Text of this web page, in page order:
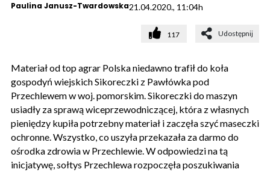
Paulina Janusz-Twardowska21.04.2020., 11:04h
117 Udostępnij
Materiał od top agrar Polska niedawno trafił do koła
gospodyń wiejskich Sikoreczki z Pawłówka pod
Przechlewem w woj. pomorskim. Sikoreczki do maszyn
usiadły za sprawą wiceprzewodniczącej, która z własnych
pieniędzy kupiła potrzebny materiał i zaczęła szyć maseczki
ochronne. Wszystko, co uszyła przekazała za darmo do
ośrodka zdrowia w Przechlewie. W odpowiedzi na tą
inicjatywę, sołtys Przechlewa rozpoczęła poszukiwania